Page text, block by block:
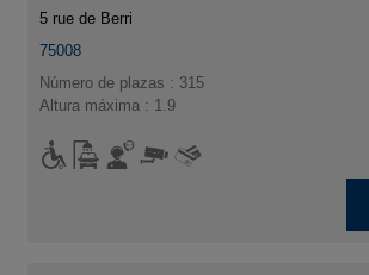
5 rue de Berri
75008
Número de plazas : 315
Altura máxima : 1.9